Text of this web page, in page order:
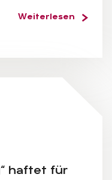
Weiterlesen
haf­tet für